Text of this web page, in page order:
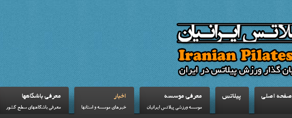
صفحه اصلي پيلاتس معرفي موسسه
موسسه ورزشي پيلاتس ايرانيان
اخبار
خبرهاي موسسه و استانها
معرفي باشگاهها
معرفي باشگاههاي سطح کشور